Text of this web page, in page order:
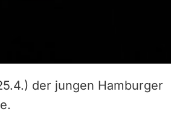
der jungen Hamburger